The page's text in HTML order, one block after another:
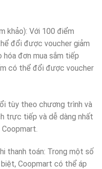
khảo): Với 100 điểm
đổi được voucher giảm
hóa đơn mua sắm tiếp
có thể đổi được voucher
tùy theo chương trình và
trực tiếp và dễ dàng nhất
thanh toán: Trong một số
Coopmart có thể áp